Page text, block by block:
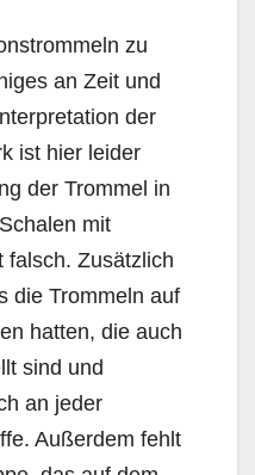
zu
an Zeit und
der
ist hier leider
der Trommel in
mit
falsch. Zusätzlich
die Trommeln auf
hatten, die auch
sind und
an jeder
Außerdem fehlt